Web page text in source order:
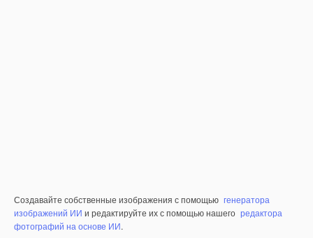
Создавайте собственные изображения с помощью генератора
изображений ИИ и редактируйте их с помощью нашего редактора
фотографий на основе ИИ.